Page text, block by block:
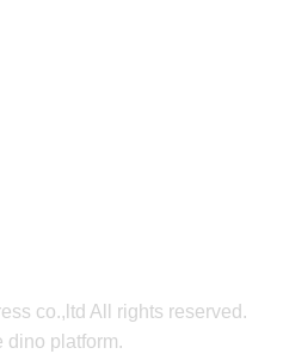
co.,ltd All rights reserved.
dino platform.